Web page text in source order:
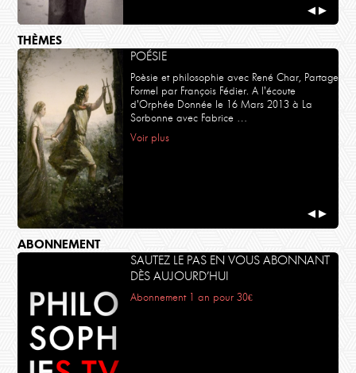
◀ ▶
THÈMES
POÉSIE
Poèsie et philosophie avec René Char, Partage
Formel par François Fédier. A l'écoute
d'Orphée Donnée le 16 Mars 2013 à La
Sorbonne avec Fabrice …
Voir plus
◀ ▶
ABONNEMENT
SAUTEZ LE PAS EN VOUS ABONNANT
DÈS AUJOURD’HUI
Abonnement 1 an pour 30€